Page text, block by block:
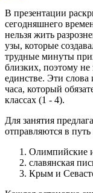
В презентации
сегодняшнего
нельзя жить
узы, которые
трудные минуты
близких, поэтому не
единстве. Эти слова
часа, который
классах (1 - 4).
Для занятия
отправляются в
Олимпийские
славянская
Крым и